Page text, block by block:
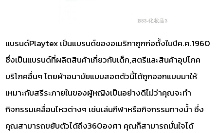
แบรนด์Playtex เป็นแบรนด์ของอเมริกาถูกก่อตั้งในปีค.ศ.1960
ซึ่งเป็นแบรนด์ที่ผลิตสินค้าเกี่ยวกับเด็ก,สตรีและสินค้าอุปโภค
บริโภคอื่นๆ โดยผ้าอนามัยแบบสอดตัวนี้ได้ถูกออกแบบมาให้
เหมาะกับสรีระภายในของผู้หญิงเป็นอย่างดีไม่ว่าคุณจะทำ
กิจกรรมเคลื่อนไหวต่างๆ เช่นเล่นกีฬาหรือกิจกรรมทางน้ำ ซึ่ง
คุณสามารถขยับตัวได้ถึง360องศา คุณก็สามารถมั่นใจได้